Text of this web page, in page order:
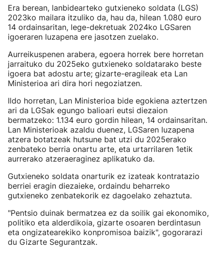
Era berean, lanbidearteko gutxieneko soldata (LGS)
2023ko mailara itzuliko da, hau da, hilean 1.080 euro
14 ordainsaritan, lege-dekretuak 2024ko LGSaren
igoeraren luzapena ere jasotzen zuelako.
Aurreikuspenen arabera, egoera horrek bere horretan
jarraituko du 2025eko gutxieneko soldatarako beste
igoera bat adostu arte; gizarte-eragileak eta Lan
Ministerioa ari dira hori negoziatzen.
Ildo horretan, Lan Ministerioa bide egokiena aztertzen
ari da LGSak egungo balioari eutsi diezaion
bermatzeko: 1.134 euro gordin hilean, 14 ordainsaritan.
Lan Ministerioak azaldu duenez, LGSaren luzapena
atzera botatzeak hutsune bat utzi du 2025erako
zenbateko berria onartu arte, eta urtarrilaren 1etik
aurrerako atzeraeraginez aplikatuko da.
Gutxieneko soldata onarturik ez izateak kontratazio
berriei eragin diezaieke, ordaindu beharreko
gutxieneko zenbatekorik ez dagoelako zehaztuta.
"Pentsio duinak bermatzea ez da soilik gai ekonomiko,
politiko eta alderdikoia, gizarte osoaren berdintasun
eta ongizatearekiko konpromisoa baizik", gogorarazi
du Gizarte Segurantzak.